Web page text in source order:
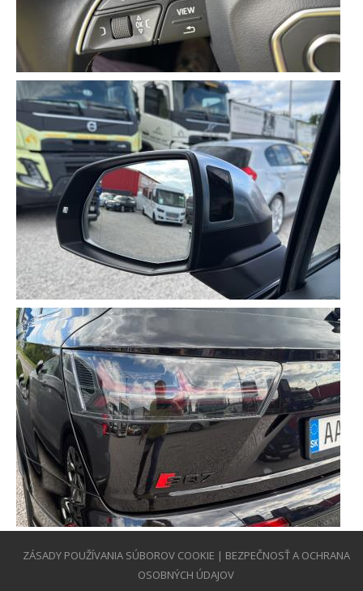
ZÁSADY POUŽÍVANIA SÚBOROV COOKIE | BEZPEČNOSŤ A OCHRANA
OSOBNÝCH ÚDAJOV